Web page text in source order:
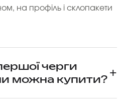
на профіль і склопакети
черги
можна купити?